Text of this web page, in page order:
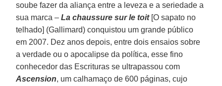
soube fazer da aliança entre a leveza e a seriedade a
sua marca –La chaussure sur le toit[O sapato no
telhado] (Gallimard) conquistou um grande público
em 2007. Dez anos depois, entre dois ensaios sobre
a verdade ou o apocalipse da política, esse fino
conhecedor das Escrituras se ultrapassou com
Ascension, um calhamaço de 600 páginas, cujo